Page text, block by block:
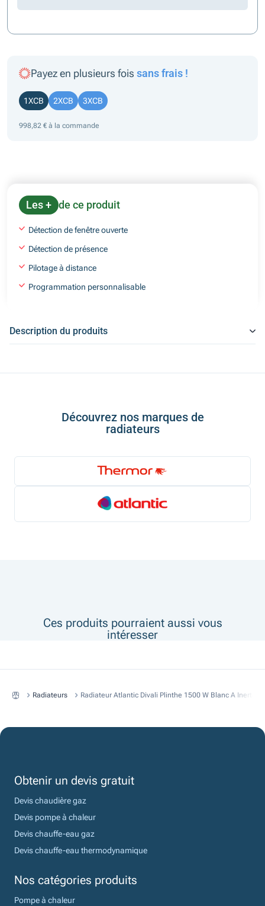
Payez en plusieurs fois sans frais !
1XCB 2XCB 3XCB
998,82 € à la commande
Les + de ce produit
Détection de fenêtre ouverte
Détection de présence
Pilotage à distance
Programmation personnalisable
Description du produits
Découvrez nos marques de
radiateurs
Ces produits pourraient aussi vous
intéresser
Radiateurs Radiateur Atlantic Divali Plinthe 1500 W Blanc A Inertie
Obtenir un devis gratuit
Devis chaudière gaz
Devis pompe à chaleur
Devis chauffe-eau gaz
Devis chauffe-eau thermodynamique
Nos catégories produits
Pompe à chaleur